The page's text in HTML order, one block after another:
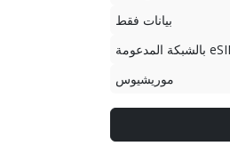
بيانات فقط
موريشيوس